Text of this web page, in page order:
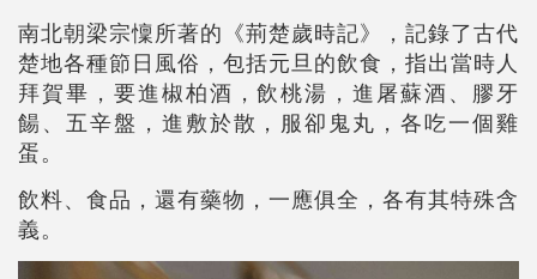
南北朝梁宗懍所著的《荊楚歲時記》，記錄了古代
楚地各種節日風俗，包括元旦的飲食，指出當時人
拜賀畢，要進椒柏酒，飲桃湯，進屠蘇酒、膠牙
餳、五辛盤，進敷於散，服卻鬼丸，各吃一個雞
蛋。
飲料、食品，還有藥物，一應俱全，各有其特殊含
義。